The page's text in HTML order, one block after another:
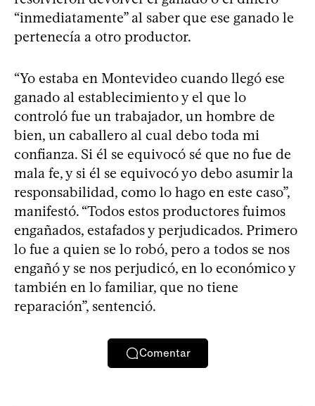
“inmediatamente” al saber que ese ganado le
pertenecía a otro productor.
“Yo estaba en Montevideo cuando llegó ese
ganado al establecimiento y el que lo
controló fue un trabajador, un hombre de
bien, un caballero al cual debo toda mi
confianza. Si él se equivocó sé que no fue de
mala fe, y si él se equivocó yo debo asumir la
responsabilidad, como lo hago en este caso”,
manifestó. “Todos estos productores fuimos
engañados, estafados y perjudicados. Primero
lo fue a quien se lo robó, pero a todos se nos
engañó y se nos perjudicó, en lo económico y
también en lo familiar, que no tiene
reparación”, sentenció.
Comentar